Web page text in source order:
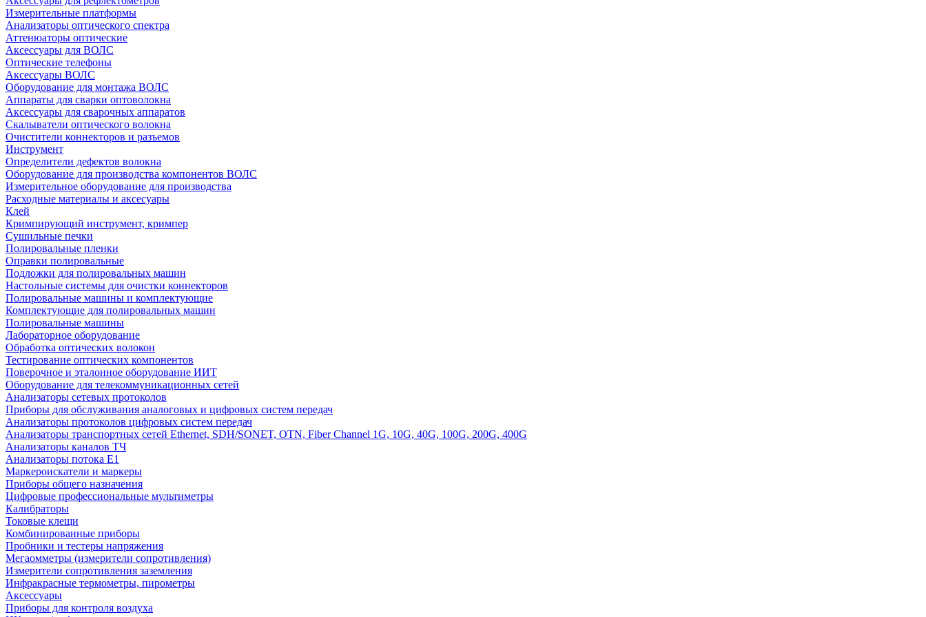
Измерительные платформы
Анализаторы оптического спектра
Аттенюаторы оптические
Аксессуары для ВОЛС
Оптические телефоны
Аксессуары ВОЛС
Оборудование для монтажа ВОЛС
Аппараты для сварки оптоволокна
Аксессуары для сварочных аппаратов
Скалыватели оптического волокна
Очистители коннекторов и разъемов
Инструмент
Определители дефектов волокна
Оборудование для производства компонентов ВОЛС
Измерительное оборудование для производства
Расходные материалы и аксесуары
Клей
Кримпирующий инструмент, кримпер
Сушильные печки
Полировальные пленки
Оправки полировальные
Подложки для полировальных машин
Настольные системы для очистки коннекторов
Полировальные машины и комплектующие
Комплектующие для полировальных машин
Полировальные машины
Лабораторное оборудование
Обработка оптических волокон
Тестирование оптических компонентов
Поверочное и эталонное оборудование ИИТ
Оборудование для телекоммуникационных сетей
Анализаторы сетевых протоколов
Приборы для обслуживания аналоговых и цифровых систем передач
Анализаторы протоколов цифровых систем передач
Анализаторы транспортных сетей Ethernet, SDH/SONET, OTN, Fiber Channel 1G, 10G, 40G, 100G, 200G, 400G
Анализаторы каналов ТЧ
Анализаторы потока Е1
Маркероискатели и маркеры
Приборы общего назначения
Цифровые профессиональные мультиметры
Калибраторы
Токовые клещи
Комбинированные приборы
Пробники и тестеры напряжения
Мегаомметры (измерители сопротивления)
Измерители сопротивления заземления
Инфракрасные термометры, пирометры
Аксессуары
Приборы для контроля воздуха